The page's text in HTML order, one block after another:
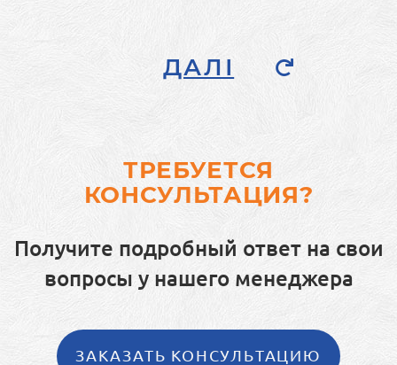
ДАЛІ
ТРЕБУЕТСЯ
КОНСУЛЬТАЦИЯ?
Получите подробный ответ на свои
вопросы у нашего менеджера
ЗАКАЗАТЬ КОНСУЛЬТАЦИЮ